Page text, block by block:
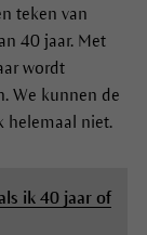
teken van
40 jaar. Met
wordt
We kunnen de
helemaal niet.
ik 40 jaar of